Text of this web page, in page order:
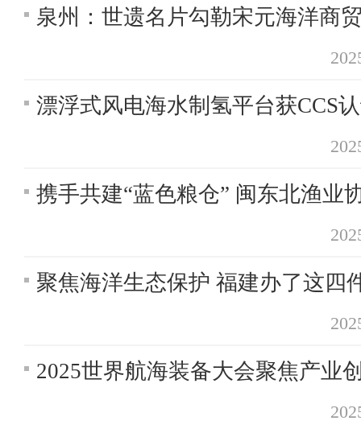
泉州：世遗名片勾勒宋元海洋商
漂浮式风电海水制氢平台获CCS
携手共建“蓝色粮仓” 闽东北渔业
聚焦海洋生态保护 福建办了这四
2025世界航海装备大会聚焦产业